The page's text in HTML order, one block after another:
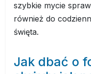
szybkie mycie
również do
święta.
Jak dbać o